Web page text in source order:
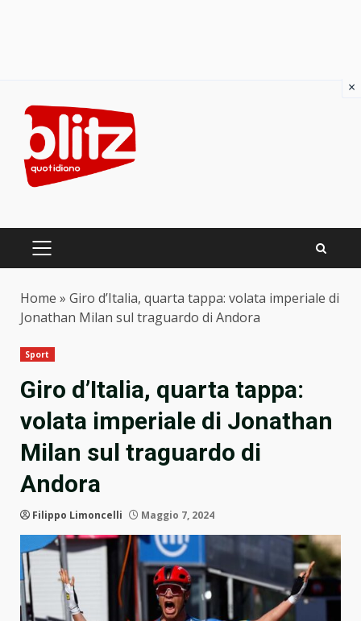
content
PRIMARY
Home » Giro d’Italia, quarta tappa: volata imperiale di
Jonathan Milan sul traguardo di Andora
Sport
Giro d’Italia, quarta tappa:
volata imperiale di Jonathan
Milan sul traguardo di
Andora
Filippo Limoncelli Maggio 7, 2024
×